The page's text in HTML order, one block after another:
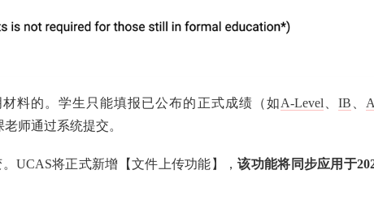
料的。学生只能填报已公布的正式成绩（如A-Level IB
师通过系统提交。
UCAS将正式新增【文件上传功能】，该功能将同步应用于